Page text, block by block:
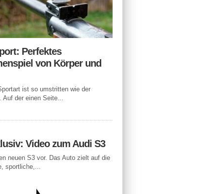
Perfektes
von Körper und
ist so umstritten wie der
der einen Seite...
Video zum Audi S3
neuen S3 vor. Das Auto zielt auf die
sportliche,...